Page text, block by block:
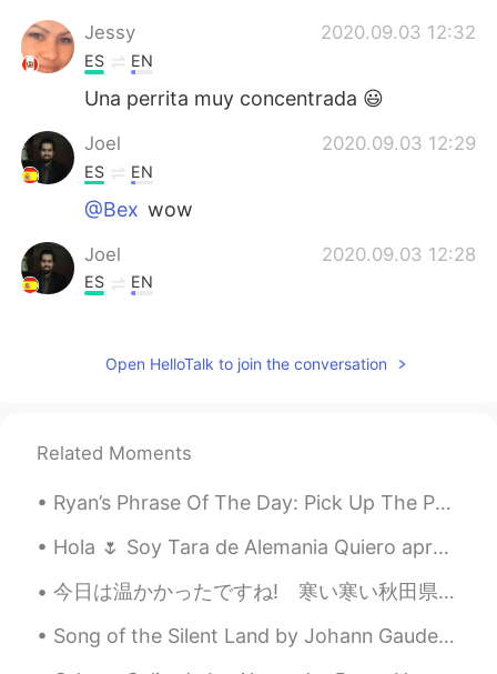
Jessy 2020.09.03 12:32
ES EN
Una perrita muy concentrada 😃
Joel 2020.09.03 12:29
ES EN
@Bex wow
Joel 2020.09.03 12:28
ES EN
ventana y miramos a la gente
Desde quenos que
sentamos allado de la ventana y
miramos a la gente que pasa
caminando y sonreímos a nuestro s
vecinos
ES EN
Open HelloTalk to join the conversation
Related Moments
Ryan’s Phrase Of The Day: Pick Up The Pace Meaning: Hurry up, go faster Example (1): “I hope al...
Hola 🌷 Soy Tara de Alemania Quiero aprender español. Te ayudaré con ingles o aleman. Hablemo...
今日は温かかったですね! 寒い寒い秋田県でも春がやっと来た~という気分。これからたくさんたくさん自転車に乗ったり山で散歩したり心地のいい軽衣を着たりしたいと思います。コロナの憂鬱を乗り越えますよ...
Song of the Silent Land by Johann Gaudenz von Salis-Seewis. Translated by Henry Wadsworth Longfe...